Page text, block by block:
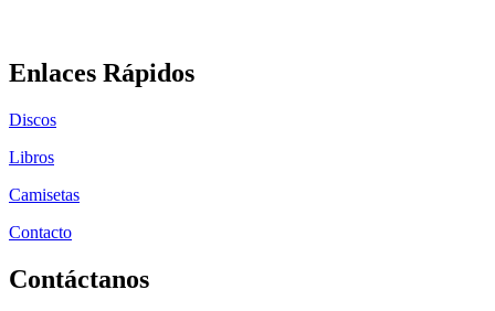
Enlaces Rápidos
Discos
Libros
Camisetas
Contacto
Contáctanos